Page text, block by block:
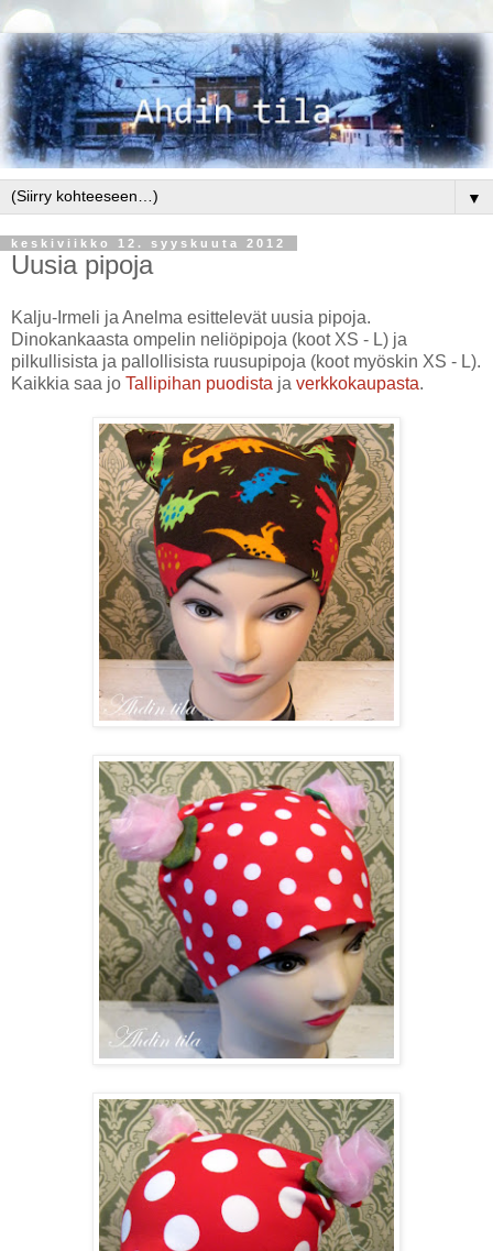
▼
keskiviikko 12. syyskuuta 2012
Uusia pipoja
Kalju-Irmeli ja Anelma esittelevät uusia pipoja.
Dinokankaasta ompelin neliöpipoja (koot XS - L) ja
pilkullisista ja pallollisista ruusupipoja (koot myöskin XS - L).
Kaikkia saa jo Tallipihan puodista ja verkkokaupasta.